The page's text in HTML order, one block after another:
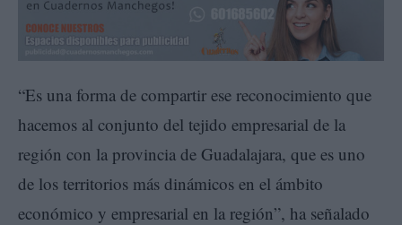
“Es una forma de compartir ese reconocimiento que
hacemos al conjunto del tejido empresarial de la
región con la provincia de Guadalajara, que es uno
de los territorios más dinámicos en el ámbito
económico y empresarial en la región”, ha señalado